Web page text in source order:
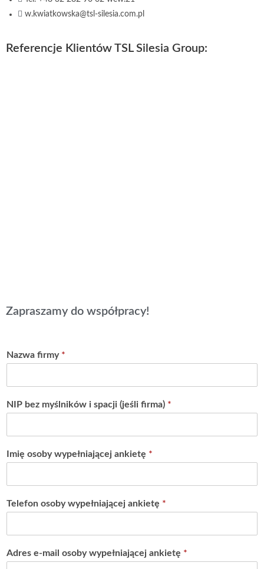
w.kwiatkowska@tsl-silesia.com.pl
Referencje Klientów TSL Silesia Group:
Zapraszamy do współpracy!
Nazwa firmy *
NIP bez myślników i spacji (jeśli firma) *
Imię osoby wypełniającej ankietę *
Telefon osoby wypełniającej ankietę *
Adres e-mail osoby wypełniającej ankietę *